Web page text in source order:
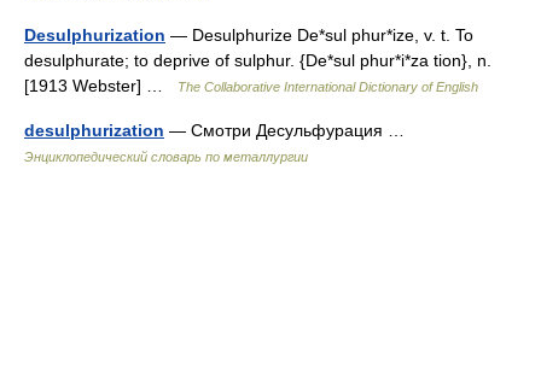
Desulphurization — Desulphurize De*sul phur*ize, v. t. To
desulphurate; to deprive of sulphur. {De*sul phur*i*za tion}, n.
[1913 Webster] …
The Collaborative International Dictionary of English
desulphurization — Смотри Десульфурация …
Энциклопедический словарь по металлургии